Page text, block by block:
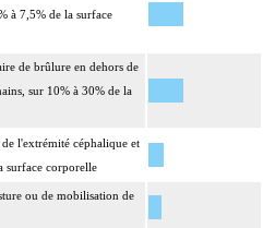
à 7,5% de la surface
de brûlure en dehors de
sur 10% à 30% de la
l'extrémité céphalique et
surface corporelle
ou de mobilisation de